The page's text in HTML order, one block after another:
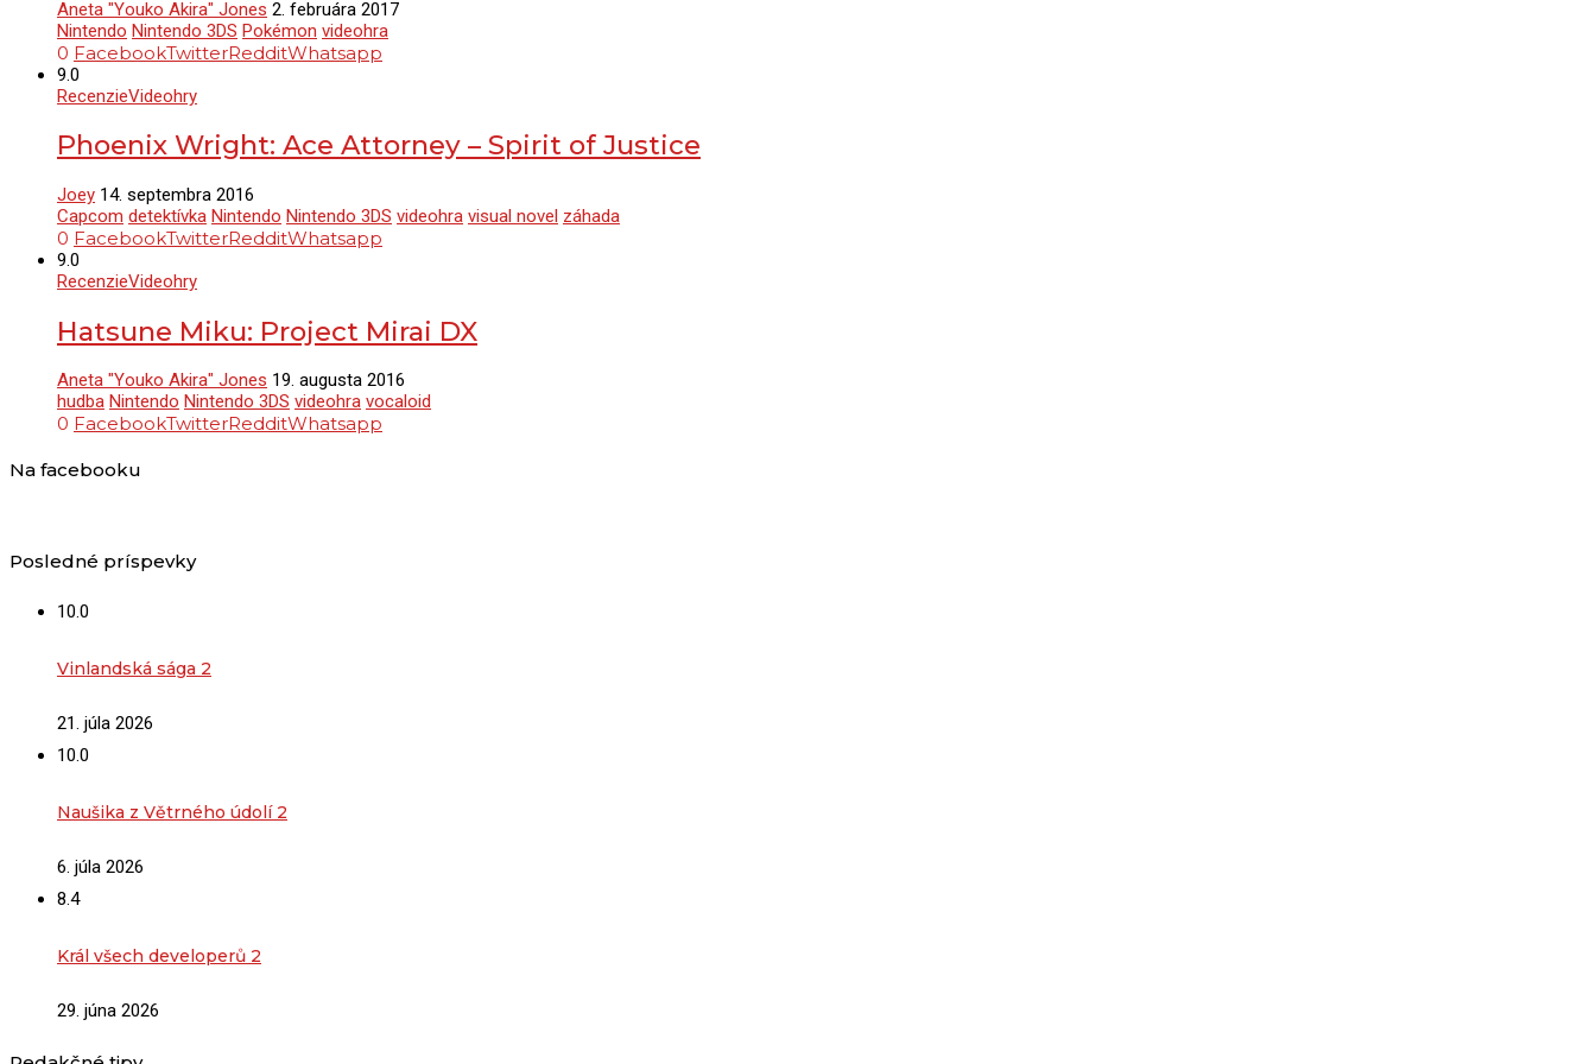
Aneta "Youko Akira" Jones 2. februára 2017
Nintendo Nintendo 3DS Pokémon videohra
0 FacebookTwitterRedditWhatsapp
9.0
RecenzieVideohry
Phoenix Wright: Ace Attorney – Spirit of Justice
Joey 14. septembra 2016
Capcom detektívka Nintendo Nintendo 3DS videohra visual novel záhada
0 FacebookTwitterRedditWhatsapp
9.0
RecenzieVideohry
Hatsune Miku: Project Mirai DX
Aneta "Youko Akira" Jones 19. augusta 2016
hudba Nintendo Nintendo 3DS videohra vocaloid
0 FacebookTwitterRedditWhatsapp
Na facebooku
Posledné príspevky
10.0
Vinlandská sága 2
21. júla 2026
10.0
Naušika z Větrného údolí 2
6. júla 2026
8.4
Král všech developerů 2
29. júna 2026